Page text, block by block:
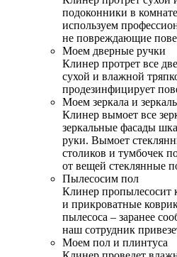
подоконники в
используем
не повреждающие
Моем дверные ручки
Клинер протрет все
сухой и влажной
продезинфицирует
Моем зеркала и
Клинер вымоет все
зеркальные фасады
руки. Вымоет
столиков и тумбочек
от вещей стеклянные
Пылесосим пол
Клинер пропылесосит
и прикроватные
пылесоса – заранее
наш сотрудник
Моем пол и плинтуса